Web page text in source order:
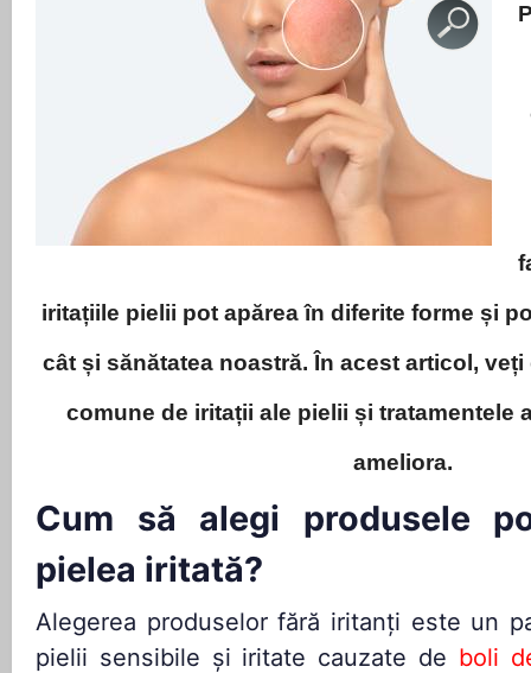
iritațiile pielii pot apărea în diferite forme și
cât și sănătatea noastră. În acest articol,
comune de iritații ale pielii și tratamentele
ameliora.
Cum să alegi produsele
pielea iritată?
Alegerea produselor fără iritanți este un
pielii sensibile și iritate cauzate de boli